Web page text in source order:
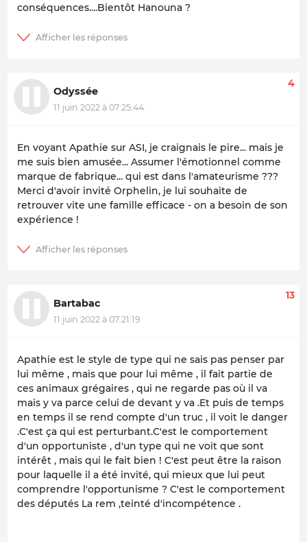
conséquences....Bientôt Hanouna ?
Odyssée
11 juin 2022 à 07:25:44
4
En voyant Apathie sur ASI, je craignais le pire... mais je
me suis bien amusée... Assumer l'émotionnel comme
marque de fabrique... qui est dans l'amateurisme ???
Merci d'avoir invité Orphelin, je lui souhaite de
retrouver vite une famille efficace - on a besoin de son
expérience !
Bartabac
11 juin 2022 à 07:21:19
13
Apathie est le style de type qui ne sais pas penser par
lui même , mais que pour lui même , il fait partie de
ces animaux grégaires , qui ne regarde pas où il va
mais y va parce celui de devant y va .Et puis de temps
en temps il se rend compte d'un truc , il voit le danger
.C'est ça qui est perturbant.C'est le comportement
d'un opportuniste , d'un type qui ne voit que sont
intérêt , mais qui le fait bien ! C'est peut être la raison
pour laquelle il a été invité, qui mieux que lui peut
comprendre l'opportunisme ? C'est le comportement
des députés La rem ,teinté d'incompétence .